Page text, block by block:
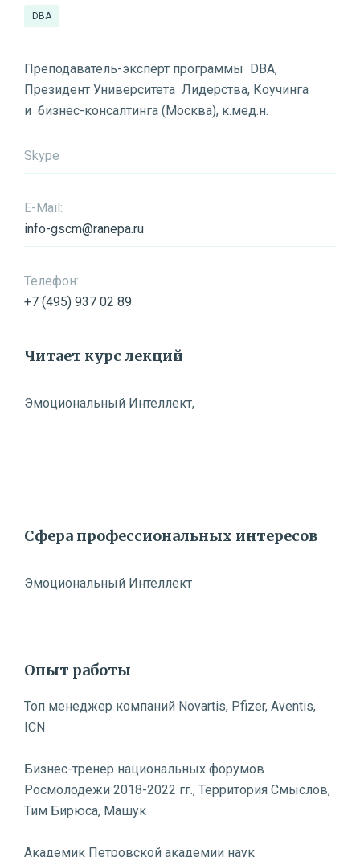
DBA
Преподаватель-эксперт программы DBA,
Президент Университета Лидерства, Коучинга
и бизнес-консалтинга (Москва), к.мед.н.
Skype
E-Mail:
info-gscm@ranepa.ru
Телефон:
+7 (495) 937 02 89
Читает курс лекций
Эмоциональный Интеллект,
Сфера профессиональных интересов
Эмоциональный Интеллект
Опыт работы
Топ менеджер компаний Novartis, Pfizer, Aventis,
ICN
Бизнес-тренер национальных форумов
Росмолодежи 2018-2022 гг., Территория Смыслов,
Тим Бирюса, Машук
Академик Петровской академии наук